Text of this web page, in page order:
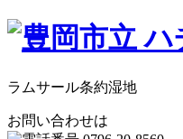
ラムサール条約湿地
お問い合わせは